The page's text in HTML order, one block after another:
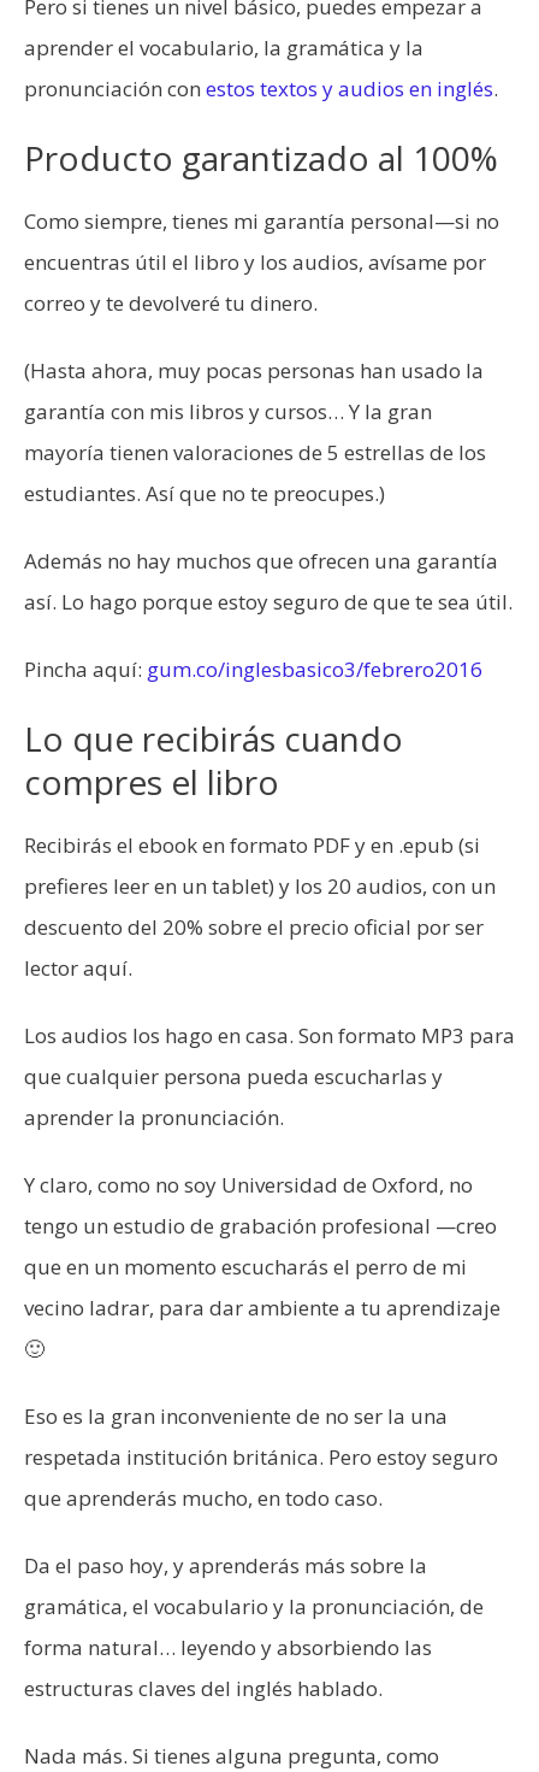
Pero si tienes un nivel básico, puedes empezar a
aprender el vocabulario, la gramática y la
pronunciación con estos textos y audios en inglés.
Producto garantizado al 100%
Como siempre, tienes mi garantía personal—si no
encuentras útil el libro y los audios, avísame por
correo y te devolveré tu dinero.
(Hasta ahora, muy pocas personas han usado la
garantía con mis libros y cursos… Y la gran
mayoría tienen valoraciones de 5 estrellas de los
estudiantes. Así que no te preocupes.)
Además no hay muchos que ofrecen una garantía
así. Lo hago porque estoy seguro de que te sea útil.
Pincha aquí: gum.co/inglesbasico3/febrero2016
Lo que recibirás cuando
compres el libro
Recibirás el ebook en formato PDF y en .epub (si
prefieres leer en un tablet) y los 20 audios, con un
descuento del 20% sobre el precio oficial por ser
lector aquí.
Los audios los hago en casa. Son formato MP3 para
que cualquier persona pueda escucharlas y
aprender la pronunciación.
Y claro, como no soy Universidad de Oxford, no
tengo un estudio de grabación profesional —creo
que en un momento escucharás el perro de mi
vecino ladrar, para dar ambiente a tu aprendizaje
🙂
Eso es la gran inconveniente de no ser la una
respetada institución británica. Pero estoy seguro
que aprenderás mucho, en todo caso.
Da el paso hoy, y aprenderás más sobre la
gramática, el vocabulario y la pronunciación, de
forma natural… leyendo y absorbiendo las
estructuras claves del inglés hablado.
Nada más. Si tienes alguna pregunta, como